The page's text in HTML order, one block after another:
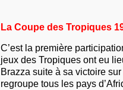
La Coupe des Tropiques
C’est la première
jeux des Tropiques ont eu
Brazza suite à sa victoire
regroupe tous les pays